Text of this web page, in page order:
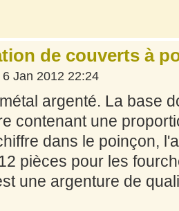
de couverts à
6 Jan 2012 22:24
argenté. La base
contenant une
dans le poinçon,
pièces pour les
une argenture de